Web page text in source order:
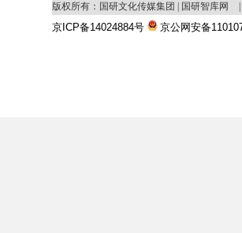
版权所有：国研文化传媒集团 | 国研智库网
京ICP备14024884号 京公网安备